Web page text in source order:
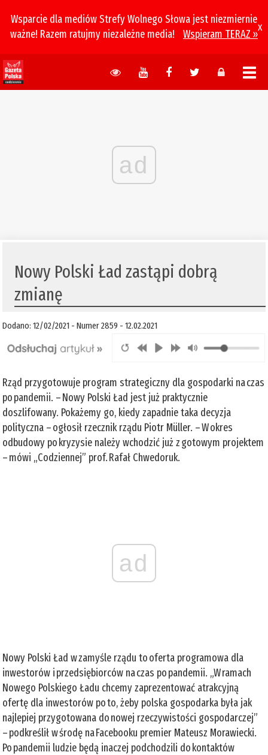
Wsparcie dla mediów Strefy Wolnego Słowa jest niezmiernie
ważne! Razem ratujmy niezależne media!
Wspieram TERAZ »
x
ad
Nowy Polski Ład zastąpi dobrą
zmianę
Dodano: 12/02/2021 - Numer 2859 - 12.02.2021
Rząd przygotowuje program strategiczny dla gospodarki na czas
po pandemii. – Nowy Polski Ład jest już praktycznie
doszlifowany. Pokażemy go, kiedy zapadnie taka decyzja
polityczna – ogłosił rzecznik rządu Piotr Müller. – W okres
odbudowy po kryzysie należy wchodzić już z gotowym projektem
– mówi „Codziennej” prof. Rafał Chwedoruk.
ad
Nowy Polski Ład w zamyśle rządu to oferta programowa dla
inwestorów i przedsiębiorców na czas po pandemii. „W ramach
Nowego Polskiego Ładu chcemy zaprezentować atrakcyjną
ofertę dla inwestorów po to, żeby polska gospodarka była jak
najlepiej przygotowana do nowej rzeczywistości gospodarczej”
– podkreślił w środę na Facebooku premier Mateusz Morawiecki.
Po pandemii ludzie będą inaczej podchodzili do kontaktów